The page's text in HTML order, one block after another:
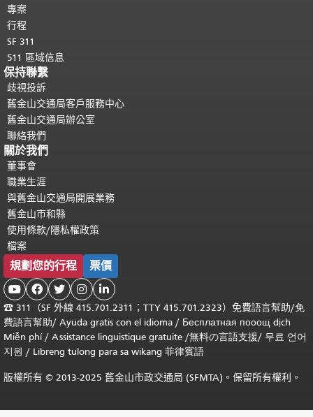
專案
行程
SF 311
511 區域信息
保持聯繫
歧視投訴
舊金山交通局客戶服務中心
舊金山交通局辦公室
聯絡我們
關於我們
董事會
職業生涯
與舊金山交通局開展業務
舊金山市和縣
使用條款/隱私權政策
檔案
規劃您的行程 票價
    
☎ 311（SF 外線 415.701.2311；TTY 415.701.2323）免費語言幫助/免
費語言幫助/ Ayuda gratis con el idioma / Бесплатная пооощ dịch
Miễn phí/ Assistance linguistique gratuite /無料の言語支援/ 무료 언어
지원 / Libreng tulong para sa wikang 菲律賓語
版權所有 © 2013-2025 舊金山市政交通局 (SFMTA)。保留所有權利。